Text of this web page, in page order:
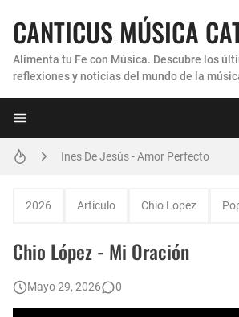
CANTICUS MÚSICA
Alimenta tu Fe con Música. Descubre los
reflexiones y noticias del mundo de la
Ines De Jesús - Amor Perfecto
Son By Four - Seremos Santos
2026 Articulo Chio Lopez
Chio López - Mi Oración
Mayo 29, 2026 0